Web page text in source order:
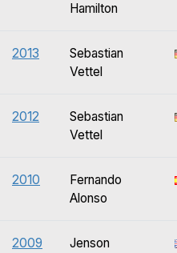
Hamilton
2013
Sebastian
Vettel
2012
Sebastian
Vettel
2010
Fernando
Alonso
2009
Jenson